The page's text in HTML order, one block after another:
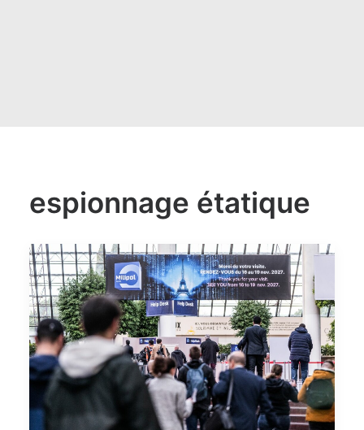
espionnage étatique